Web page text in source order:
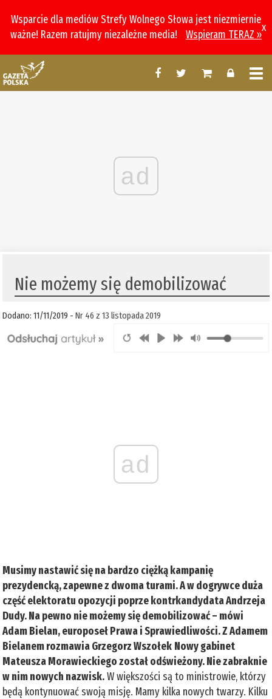
Wsparcie dla mediów Strefy Wolnego Słowa jest niezmiernie
ważne! Razem ratujmy niezależne media!
Wspieram TERAZ »
x
ad
Nie możemy się demobilizować
Dodano: 11/11/2019 -Nr 46 z 13 listopada 2019
ad
Musimy nastawić się na bardzo ciężką kampanię
prezydencką, zapewne z dwoma turami. A w dogrywce duża
część elektoratu opozycji poprze kontrkandydata Andrzeja
Dudy. Na pewno nie możemy się demobilizować – mówi
Adam Bielan, europoseł Prawa i Sprawiedliwości. Z Adamem
Bielanem rozmawia Grzegorz Wszołek Nowy gabinet
Mateusza Morawieckiego został odświeżony. Nie zabraknie
w nim nowych nazwisk.W większości są to ministrowie, którzy
będą kontynuować swoją misję. Mamy kilka nowych twarzy. Kilku